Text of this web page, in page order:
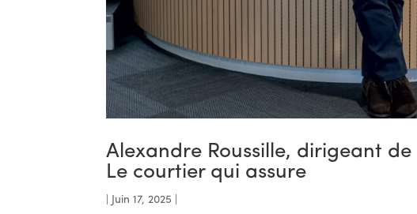
Alexandre Roussille, dirigeant de
Le courtier qui assure
Juin 17, 2025